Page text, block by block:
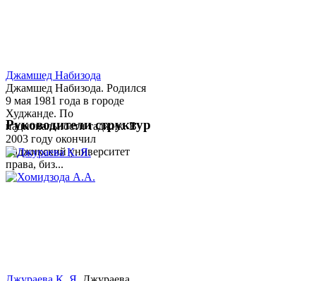
Джамшед Набизода
Джамшед Набизода. Родился
9 мая 1981 года в городе
Худжанде. По
национальности таджик. В
2003 году окончил
Таджикский университет
права, биз...
Руководители структур